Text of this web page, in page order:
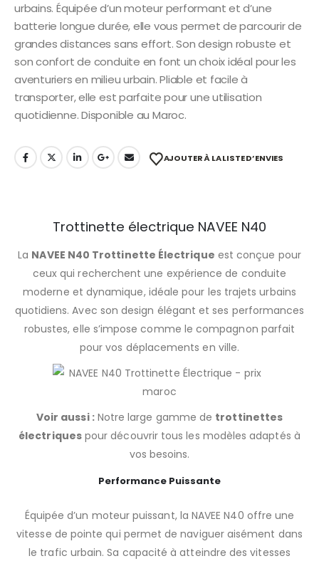
urbains. Équipée d’un moteur performant et d’une
batterie longue durée, elle vous permet de parcourir de
grandes distances sans effort. Son design robuste et
son confort de conduite en font un choix idéal pour les
aventuriers en milieu urbain. Pliable et facile à
transporter, elle est parfaite pour une utilisation
quotidienne. Disponible au Maroc.
AJOUTER À LA LISTE D’ENVIES
Trottinette électrique NAVEE N40
La NAVEE N40 Trottinette Électrique est conçue pour
ceux qui recherchent une expérience de conduite
moderne et dynamique, idéale pour les trajets urbains
quotidiens. Avec son design élégant et ses performances
robustes, elle s’impose comme le compagnon parfait
pour vos déplacements en ville.
Voir aussi :Notre large gamme de trottinettes
électriquespour découvrir tous les modèles adaptés à
vos besoins.
Performance Puissante
Équipée d’un moteur puissant, la NAVEE N40 offre une
vitesse de pointe qui permet de naviguer aisément dans
le trafic urbain. Sa capacité à atteindre des vitesses